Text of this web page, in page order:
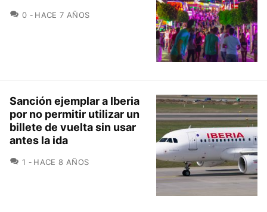
0 COMENTARIOS
HACE 7 AÑOS
Sanción ejemplar a Iberia
por no permitir utilizar un
billete de vuelta sin usar
antes la ida
1 COMENTARIOS
HACE 8 AÑOS